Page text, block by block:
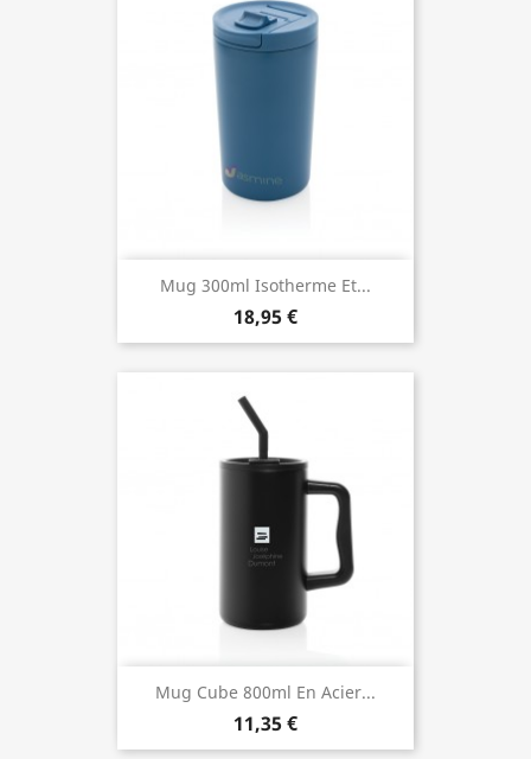
Mug 300ml Isotherme Et...
18,95 €
Mug Cube 800ml En Acier...
11,35 €